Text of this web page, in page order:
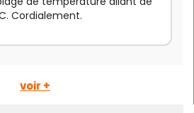
Cordialement.
voir +